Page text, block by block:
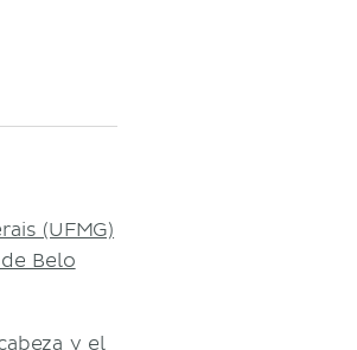
(UFMG)
Belo
y el